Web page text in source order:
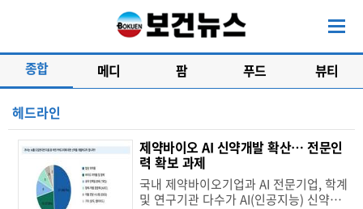
종합 메디 팜 푸드 뷰티
헤드라인
제약바이오 AI 신약개발 확산… 전문인
력 확보 과제
국내 제약바이오기업과 AI 전문기업, 학계
및 연구기관 다수가 AI(인공지능) 신약…